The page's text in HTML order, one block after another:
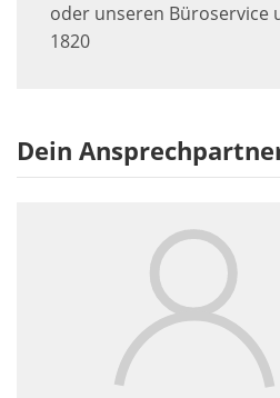
oder unseren Büroservice
1820
Dein